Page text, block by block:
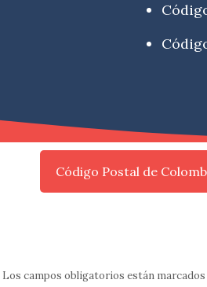
Código Postal de
Los campos obligatorios están